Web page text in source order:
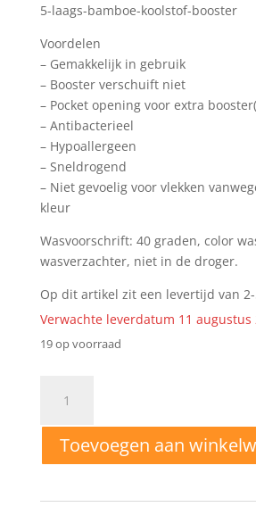
5-laags-bamboe-koolstof-booster
Voordelen
– Gemakkelijk in gebruik
– Booster verschuift niet
– Pocket opening voor extra
– Antibacterieel
– Hypoallergeen
– Sneldrogend
– Niet gevoelig voor vlekken
kleur
Wasvoorschrift: 40 graden, color
wasverzachter, niet in de droger.
Op dit artikel zit een levertijd van
Verwachte leverdatum 11 augustus
19 op voorraad
One
Size
Pocket
Toevoegen aan